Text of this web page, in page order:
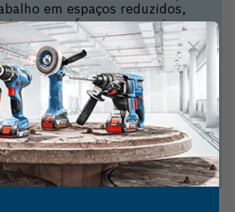
em espaços reduzidos,
o parafuso sem precisar
a ferramenta.
emborrachado (TPS/ABS)
conforto térmico e uma pega
para maior segurança.